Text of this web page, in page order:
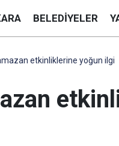
BELEDIYELER
etkinliklerine yoğun ilgi